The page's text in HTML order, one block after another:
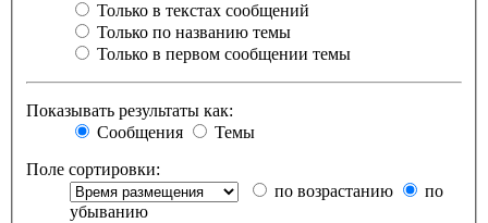
Только в текстах сообщений
Только по названию темы
Только в первом сообщении темы
Показывать результаты как:
Сообщения
Темы
Поле сортировки:
по возрастанию
по
убыванию